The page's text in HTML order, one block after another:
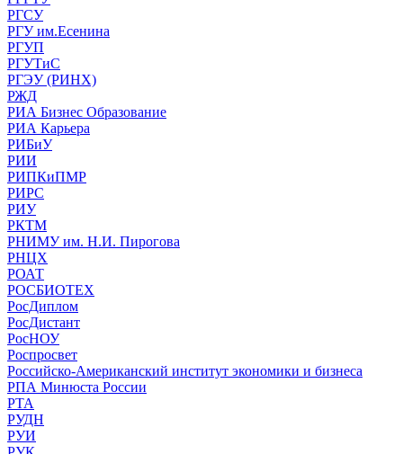
РГСУ
РГУ им.Есенина
РГУП
РГУТиС
РГЭУ (РИНХ)
РЖД
РИА Бизнес Образование
РИА Карьера
РИБиУ
РИИ
РИПКиПМР
РИРС
РИУ
РКТМ
РНИМУ им. Н.И. Пирогова
РНЦХ
РОАТ
РОСБИОТЕХ
РосДиплом
РосДистант
РосНОУ
Роспросвет
Российско-Американский институт экономики и бизнеса
РПА Минюста России
РТА
РУДН
РУИ